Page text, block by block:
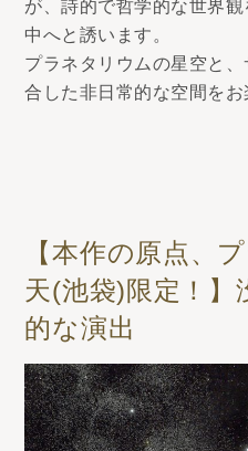
が、詩的で哲学的な世界
中へと誘います。
プラネタリウムの星空と
合した非日常的な空間をお
【本作の原点、
天(池袋)限定！】
的な演出